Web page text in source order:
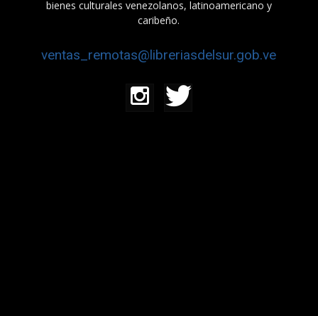
bienes culturales venezolanos, latinoamericano y
caribeño.
ventas_remotas@libreriasdelsur.gob.ve